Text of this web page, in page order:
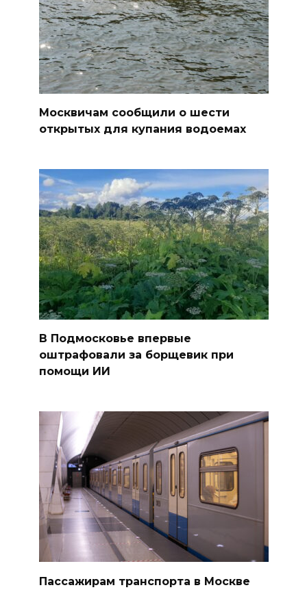
Москвичам сообщили о шести
открытых для купания водоемах
В Подмосковье впервые
оштрафовали за борщевик при
помощи ИИ
Пассажирам транспорта в Москве